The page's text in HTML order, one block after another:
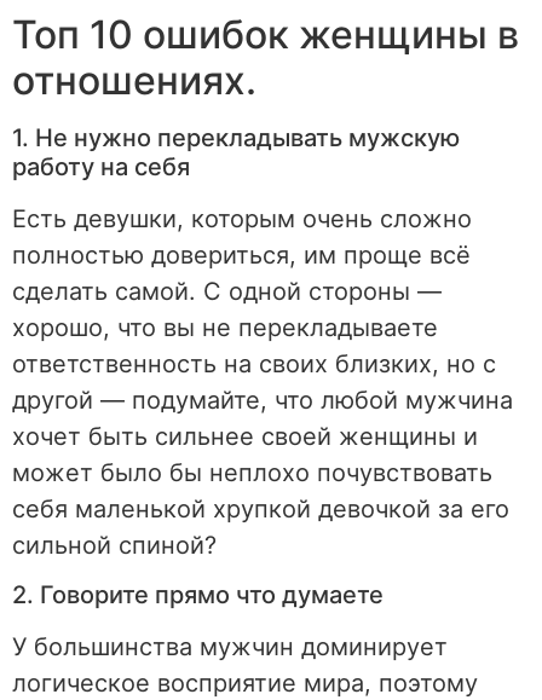
Топ 10 ошибок женщины в
отношениях.
1. Не нужно перекладывать мужскую
работу на себя
Есть девушки, которым очень сложно
полностью довериться, им проще всё
сделать самой. С одной стороны —
хорошо, что вы не перекладываете
ответственность на своих близких, но с
другой — подумайте, что любой мужчина
хочет быть сильнее своей женщины и
может было бы неплохо почувствовать
себя маленькой хрупкой девочкой за его
сильной спиной?
2. Говорите прямо что думаете
У большинства мужчин доминирует
логическое восприятие мира, поэтому